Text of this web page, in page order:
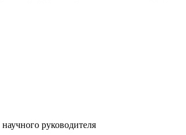
руководителя